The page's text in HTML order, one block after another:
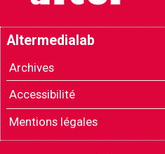
Altermedialab
Archives
Accessibilité
Mentions légales